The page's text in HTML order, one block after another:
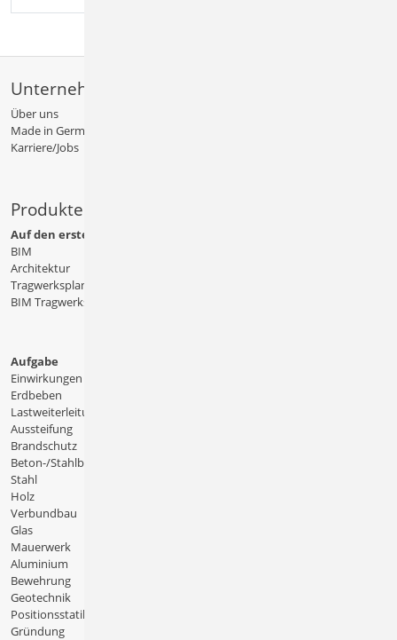
Unternehmen
Über uns
Made in Germany
Karriere/Jobs
Produkte
Auf den ersten Blick
BIM
Architektur
Tragwerksplanung
BIM Tragwerksplanung
Aufgabe
Einwirkungen
Erdbeben
Lastweiterleitung
Aussteifung
Brandschutz
Beton-/Stahlbeton
Stahl
Holz
Verbundbau
Glas
Mauerwerk
Aluminium
Bewehrung
Geotechnik
Positionsstatik
Gründung